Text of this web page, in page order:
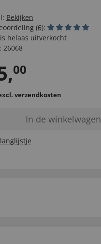
Bekijken
(6):
helaas uitverkocht
26068
,00
verzendkosten
In de winkelwagen